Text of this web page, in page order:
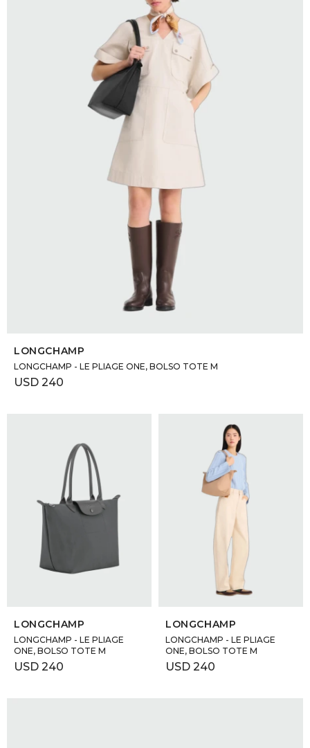
LONGCHAMP
LONGCHAMP - LE PLIAGE ONE, BOLSO TOTE M
USD 240
LONGCHAMP
LONGCHAMP - LE PLIAGE
ONE, BOLSO TOTE M
USD 240
SELECCIONAR TALLE
LONGCHAMP
LONGCHAMP - LE PLIAGE
ONE, BOLSO TOTE M
USD 240